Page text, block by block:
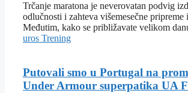
Trčanje maratona je neverovatan podvig
odlučnosti i zahteva višemesečne pripreme
Međutim, kako se približavate velikom
uros Trening
Putovali smo u Portugal na
Under Armour superpatika UA